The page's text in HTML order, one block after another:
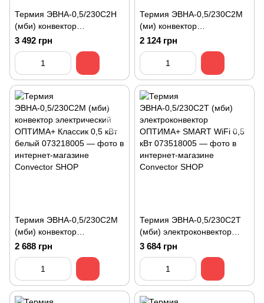
Термия ЭВНА-0,5/230С2H
(мби) конвектор
электрический ОПТИМА+
ED 0,5 кВт
3 492 грн
Термия ЭВНА-0,5/230С2М
(ми) конвектор
электрический ОПТИМА+
Эконом 0,5 кВт белый
2 124 грн
Термия ЭВНА-0,5/230С2М
(мби) конвектор
электрический ОПТИМА+
Классик 0,5 кВт белый
2 688 грн
Термия ЭВНА-0,5/230С2T
(мби) электроконвектор
ОПТИМА+ SMART WiFi 0,5
кВт
3 684 грн